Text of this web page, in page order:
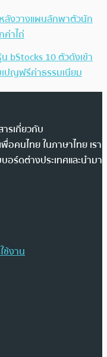
ลังวางแผนลักพาตัวนัก
ค่าไถ่
bStocks 10 ตัวดังเข้า
ปญฟรีค่าธรรมเนียม
รเกี่ยวกับ
อคนไทย ในภาษาไทย เรา
อร์ดต่างประเทศและนำมา
ช้งาน